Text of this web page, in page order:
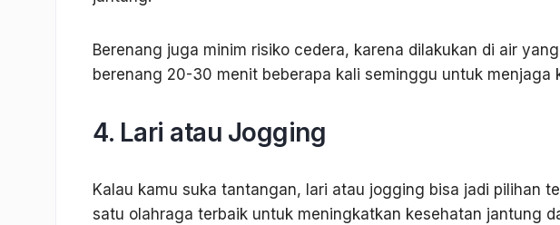
Berenang juga minim risiko cedera, karena dilakukan di air
berenang 20-30 menit beberapa kali seminggu untuk menjaga
4. Lari atau Jogging
Kalau kamu suka tantangan, lari atau jogging bisa jadi pilihan
satu olahraga terbaik untuk meningkatkan kesehatan jantung